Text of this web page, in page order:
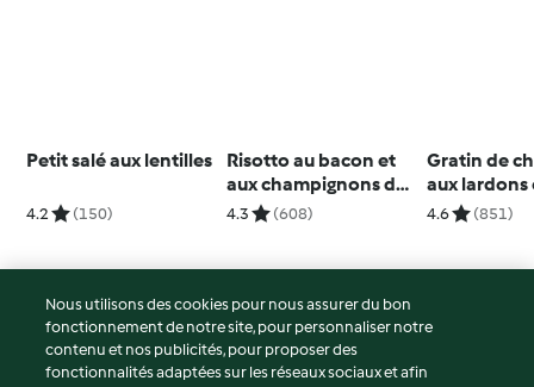
Petit salé aux lentilles
4.2 (150)
Risotto au bacon et
aux champignons de
Paris
4.3 (608)
Gratin de
aux lardons
comté
4.6 (851)
© Copyright 2026
Conditions d'utilisation
Nous utilisons des cookies pour nous assurer du bon
fonctionnement de notre site, pour personnaliser notre
contenu et nos publicités, pour proposer des
fonctionnalités adaptées sur les réseaux sociaux et afin